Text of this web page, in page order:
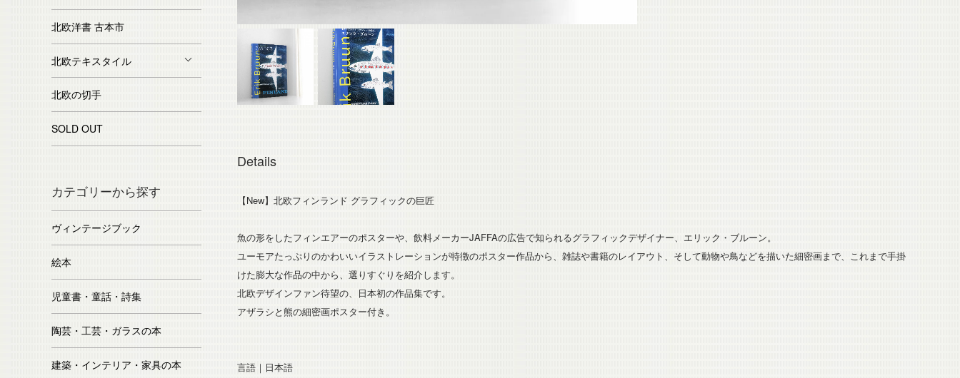
Details
【New】北欧フィンランド グラフィックの巨匠
魚の形をしたフィンエアーのポスターや、飲料メーカーJAFFAの広告で知られるグラフィックデザイナー、エリック・ブルーン。
ユーモアたっぷりのかわいいイラストレーションが特徴のポスター作品から、雑誌や書籍のレイアウト、そして動物や鳥などを描いた細密画まで、これまで手掛
けた膨大な作品の中から、選りすぐりを紹介します。
北欧デザインファン待望の、日本初の作品集です。
アザラシと熊の細密画ポスター付き。
言語｜日本語
北欧洋書 古本市
北欧テキスタイル
北欧の切手
SOLD OUT
カテゴリーから探す
ヴィンテージブック
絵本
児童書・童話・詩集
陶芸・工芸・ガラスの本
建築・インテリア・家具の本